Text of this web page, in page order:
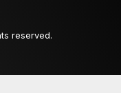
reserved.